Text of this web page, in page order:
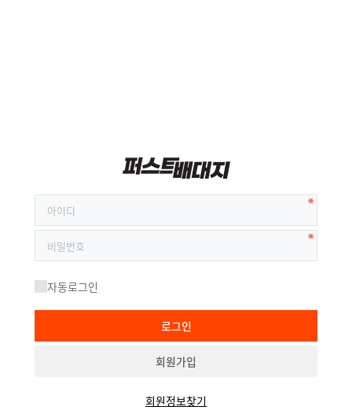
자동로그인
로그인
회원가입
회원정보찾기